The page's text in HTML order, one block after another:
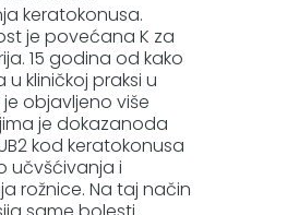
keratokonusa.
je povećana K za
15 godina od kako
kliničkoj praksi u
objavljeno više
je dokazanoda
kod keratokonusa
učvšćivanja i
rožnice. Na taj način